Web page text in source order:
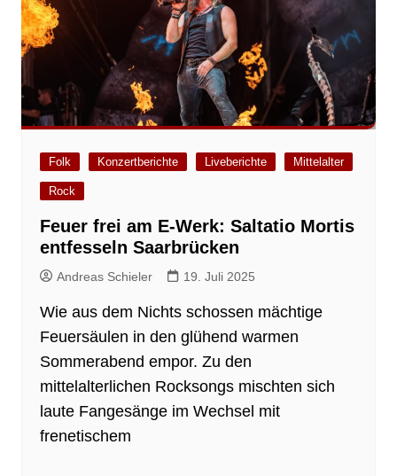
Folk Konzertberichte Liveberichte Mittelalter
Rock
Feuer frei am E-Werk: Saltatio Mortis
entfesseln Saarbrücken
Andreas Schieler 19. Juli 2025
Wie aus dem Nichts schossen mächtige
Feuersäulen in den glühend warmen
Sommerabend empor. Zu den
mittelalterlichen Rocksongs mischten sich
laute Fangesänge im Wechsel mit
frenetischem